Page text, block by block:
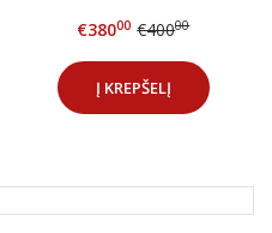
€38000 €40000
Į KREPŠELĮ